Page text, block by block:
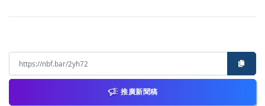
推廣新聞稿